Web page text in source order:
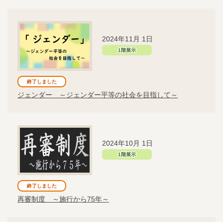
2024年11月 1日
1階展示
ジェンダー ～ジェンダー平等の社会を目指して～
終了しました
2024年10月 1日
1階展示
再審制度 ～施行から75年～
終了しました